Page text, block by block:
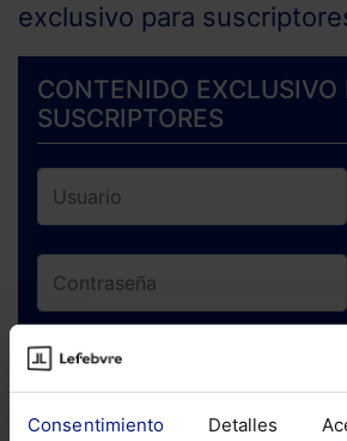
Consentimiento Detalles
exclusivo para
CONTENIDO EXCLUSIVO
SUSCRIPTORES